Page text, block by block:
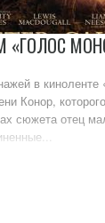
«ГОЛОС
в киноленте
Конор,
сюжета отец